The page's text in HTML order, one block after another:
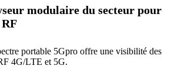
modulaire du secteur pour
portable 5Gpro offre une visibilité des
4G/LTE et 5G.